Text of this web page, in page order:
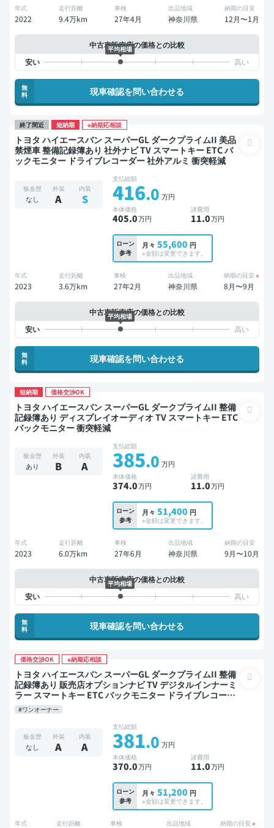
年式
2022
走行距離
9.4万km
車検
27年4月
出品地域
神奈川県
納期の目安
12月〜1月
中古車販売店の価格との比較
平均相場
無
料
現車確認を問い合わせる
終了間近 短納期 ※納期応相談
トヨタ ハイエースバン スーパーGL ダークプライムII 美品
禁煙車 整備記録簿あり 社外ナビ TV スマートキー ETC バ
ックモニター ドライブレコーダー 社外アルミ 衝突軽減
板金歴
なし
外装
A
内装
S
支払総額
416.0 万円
本体価格
405.0万円
諸費用
11.0万円
ローン
参考
月々 55,600 円
※金額は変更できます。
年式
2023
走行距離
3.6万km
車検
27年2月
出品地域
神奈川県
納期の目安 ※
8月〜9月
中古車販売店の価格との比較
平均相場
無
料
現車確認を問い合わせる
短納期 価格交渉OK
トヨタ ハイエースバン スーパーGL ダークプライムII 整備
記録簿あり ディスプレイオーディオ TV スマートキー ETC
バックモニター 衝突軽減
板金歴
あり
外装
B
内装
A
支払総額
385.0 万円
本体価格
374.0万円
諸費用
11.0万円
ローン
参考
月々 51,400 円
※金額は変更できます。
年式
2023
走行距離
6.0万km
車検
27年6月
出品地域
神奈川県
納期の目安
9月〜10月
中古車販売店の価格との比較
平均相場
無
料
現車確認を問い合わせる
価格交渉OK ※納期応相談
トヨタ ハイエースバン スーパーGL ダークプライムII 整備
記録簿あり 販売店オプションナビ TV デジタルインナーミ
ラー スマートキー ETC バックモニター ドライブレコーダ
ー 衝突軽減 両側電動スライドドア
#ワンオーナー
板金歴
なし
外装
A
内装
A
支払総額
381.0 万円
本体価格
370.0万円
諸費用
11.0万円
ローン
参考
月々 51,200 円
※金額は変更できます。
年式 走行距離 車検 出品地域 納期の目安 ※